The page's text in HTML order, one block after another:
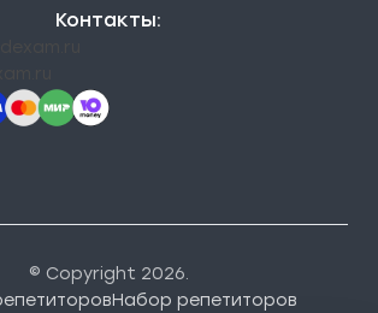
Контакты:
© Copyright 2026.
Набор репетиторов